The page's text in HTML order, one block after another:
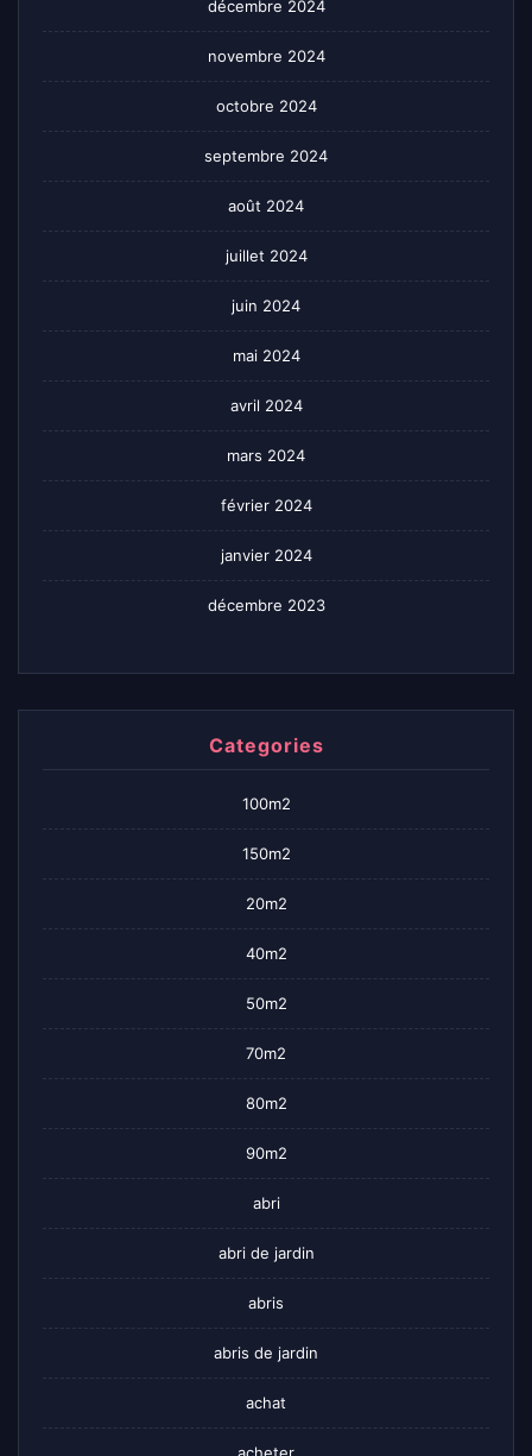
décembre 2024
novembre 2024
octobre 2024
septembre 2024
août 2024
juillet 2024
juin 2024
mai 2024
avril 2024
mars 2024
février 2024
janvier 2024
décembre 2023
Categories
100m2
150m2
20m2
40m2
50m2
70m2
80m2
90m2
abri
abri de jardin
abris
abris de jardin
achat